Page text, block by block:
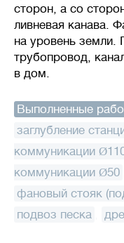
сторон, а со
ливневая канава.
на уровень
трубопровод,
в дом.
Выполненные
заглубление
коммуникации
коммуникации Ø50
фановый стояк
подвоз песка